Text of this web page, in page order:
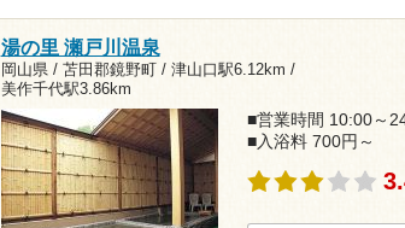
湯の里 瀬戸川温泉
岡山県 / 苫田郡鏡野町 / 津山口駅6.12km /
美作千代駅3.86km
■営業時間 10:00～
■入浴料 700円～